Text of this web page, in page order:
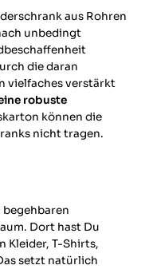
aus Rohren
unbedingt
die daran
vielfaches verstärkt
robuste
können die
nicht tragen.
begehbaren
Dort hast Du
Kleider, T-Shirts,
setzt natürlich